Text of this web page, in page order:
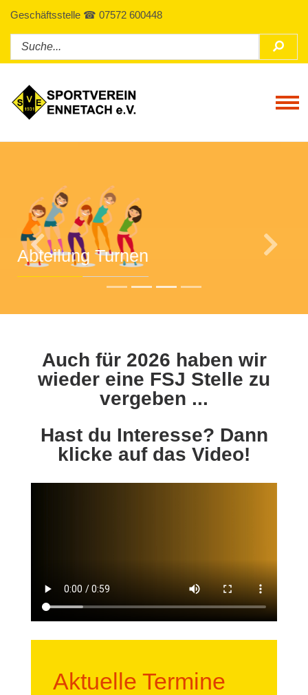
Geschäftsstelle ☎ 07572 600448
Abteilung Volleyball
Previous
Auch für 2026 haben wir
wieder eine FSJ Stelle zu
vergeben ...
Hast du Interesse? Dann
klicke auf das Video!
Aktuelle Termine